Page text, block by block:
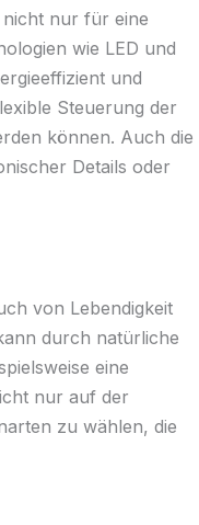
nicht nur für eine
wie LED und
und
Steuerung der
können. Auch die
Details oder
von Lebendigkeit
durch natürliche
eine
nur auf der
zu wählen, die